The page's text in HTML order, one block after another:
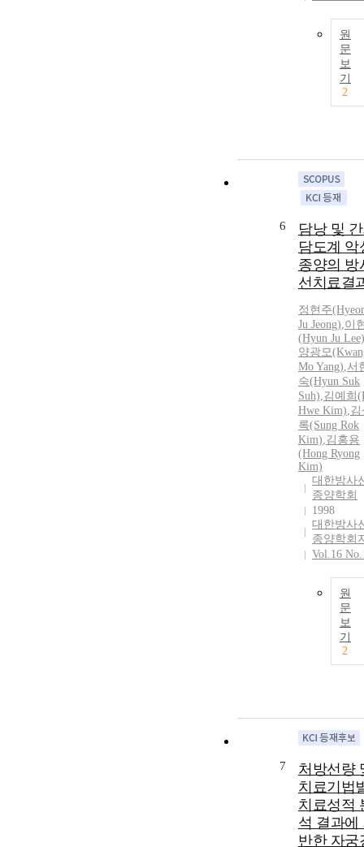
원
문
보
기
2
6
담낭 및
담도계 악
종양의 방
선치료결
정현주
Ju Jeong),이
(Hyun Ju Lee)
양광모
Mo Yang),서
숙(Hyun Suk
Suh),김예희
Hwe Kim),김
록(Sung Rok
Kim),김홍용
(Hong Ryong
Kim)
대한방사
종양학회
1998
대한방사
종양학회
Vol.16
원
문
보
기
2
7
처방선량
치료기법
치료성적
석 결과에
반한 자궁